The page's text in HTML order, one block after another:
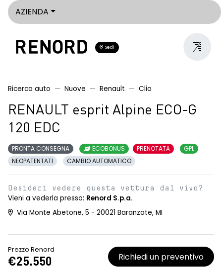
AZIENDA
Sedi
Ricerca auto Nuove Renault Clio
RENAULT esprit Alpine ECO-G
120 EDC
PRONTA CONSEGNA ECOBONUS PRENOTATA
GPL
NEOPATENTATI
CAMBIO AUTOMATICO
Desideri vedere questa vettura dal vivo?
Vieni a vederla presso: Renord S.p.a.
Via Monte Abetone, 5 - 20021 Baranzate, MI
Prezzo Renord
€25.550 Richiedi un preventivo